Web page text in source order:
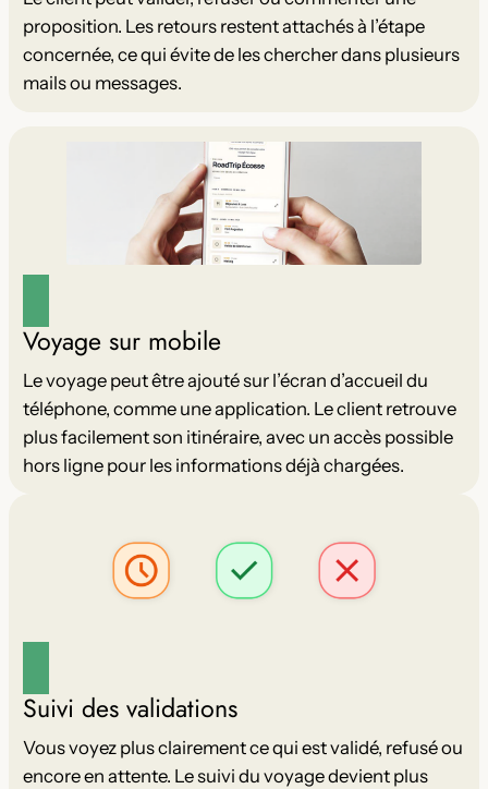
proposition. Les retours restent attachés à l’étape
concernée, ce qui évite de les chercher dans plusieurs
mails ou messages.
Voyage sur mobile
Le voyage peut être ajouté sur l’écran d’accueil du
téléphone, comme une application. Le client retrouve
plus facilement son itinéraire, avec un accès possible
hors ligne pour les informations déjà chargées.
Suivi des validations
Vous voyez plus clairement ce qui est validé, refusé ou
encore en attente. Le suivi du voyage devient plus